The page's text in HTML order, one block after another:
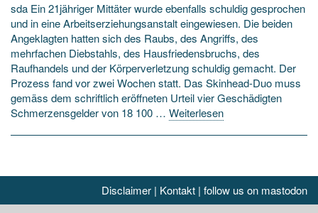
sda Ein 21jähriger Mittäter wurde ebenfalls schuldig gesprochen
und in eine Arbeitserziehungsanstalt eingewiesen. Die beiden
Angeklagten hatten sich des Raubs, des Angriffs, des
mehrfachen Diebstahls, des Hausfriedensbruchs, des
Raufhandels und der Körperverletzung schuldig gemacht. Der
Prozess fand vor zwei Wochen statt. Das Skinhead-Duo muss
gemäss dem schriftlich eröffneten Urteil vier Geschädigten
Schmerzensgelder von 18 100 … Weiterlesen
Disclaimer | Kontakt | follow us on mastodon